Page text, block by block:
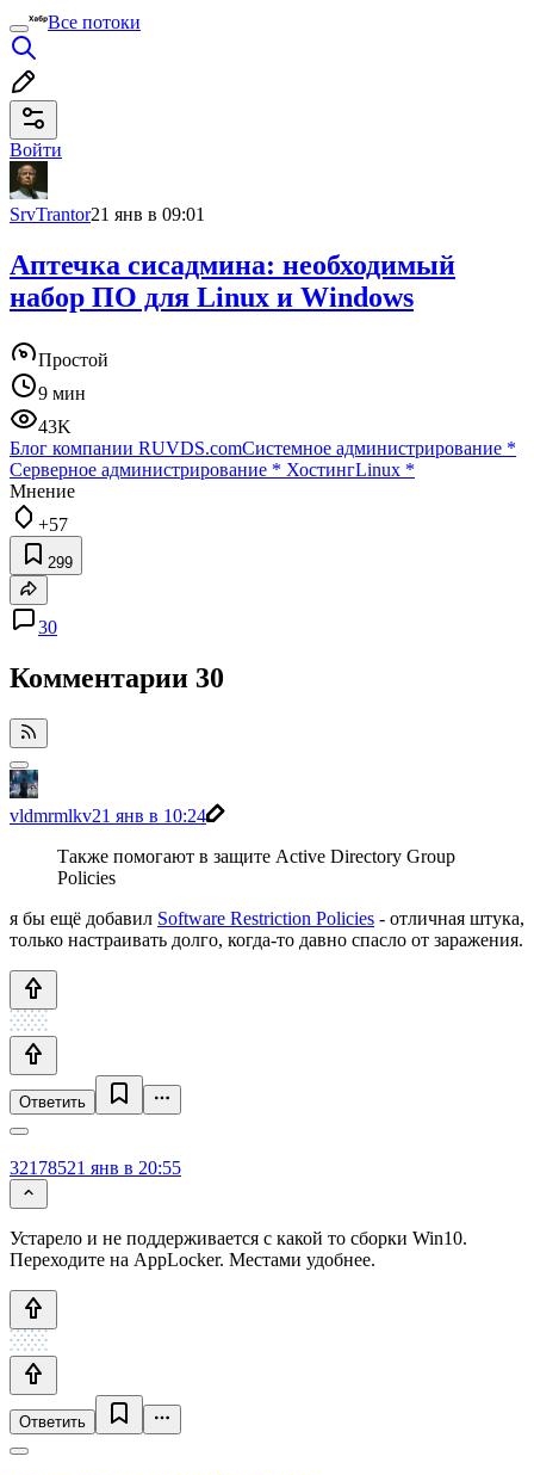
Все потоки
Войти
SrvTrantor21 янв в 09:01
Аптечка сисадмина: необходимый
набор ПО для Linux и Windows
Простой
9 мин
43K
Блог компании RUVDS.comСистемное администрирование *
Серверное администрирование * ХостингLinux *
Мнение
+57
299
30
Комментарии 30
vldmrmlkv21 янв в 10:24
Также помогают в защите Active Directory Group
Policies
я бы ещё добавил Software Restriction Policies - отличная штука,
только настраивать долго, когда-то давно спасло от заражения.
Ответить
32178521 янв в 20:55
Устарело и не поддерживается с какой то сборки Win10.
Переходите на AppLocker. Местами удобнее.
Ответить